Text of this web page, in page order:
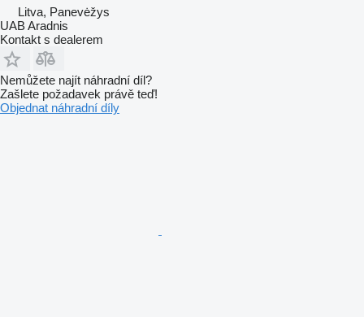
Litva, Panevėžys
UAB Aradnis
Kontakt s dealerem
Nemůžete najít náhradní díl?
Zašlete požadavek právě teď!
Objednat náhradní díly